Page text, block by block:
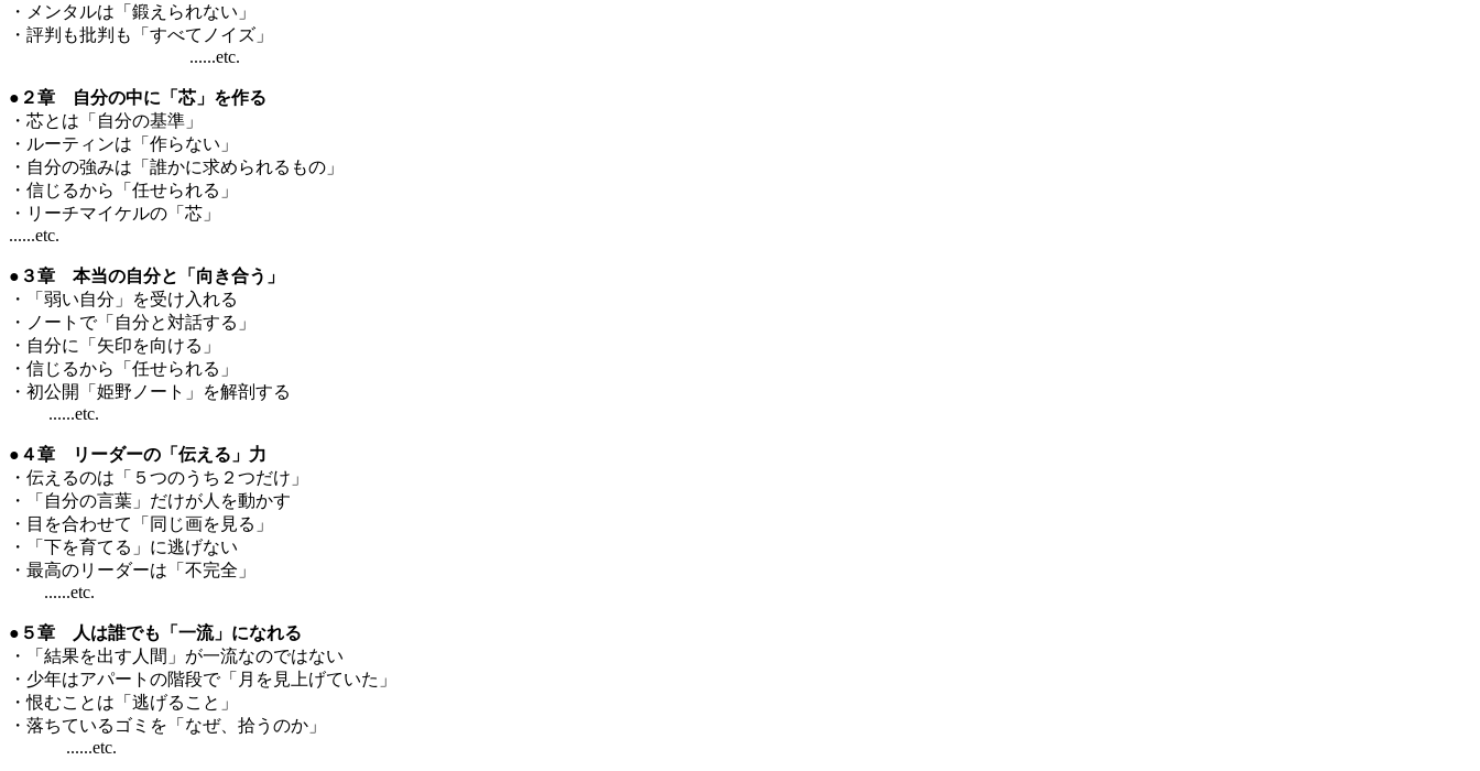
・メンタルは「鍛えられない」
・評判も批判も「すべてノイズ」
......etc.
●２章 自分の中に「芯」を作る
・芯とは「自分の基準」
・ルーティンは「作らない」
・自分の強みは「誰かに求められるもの」
・信じるから「任せられる」
・リーチマイケルの「芯」
......etc.
●３章 本当の自分と「向き合う」
・「弱い自分」を受け入れる
・ノートで「自分と対話する」
・自分に「矢印を向ける」
・信じるから「任せられる」
・初公開「姫野ノート」を解剖する
......etc.
●４章 リーダーの「伝える」力
・伝えるのは「５つのうち２つだけ」
・「自分の言葉」だけが人を動かす
・目を合わせて「同じ画を見る」
・「下を育てる」に逃げない
・最高のリーダーは「不完全」
......etc.
●５章 人は誰でも「一流」になれる
・「結果を出す人間」が一流なのではない
・少年はアパートの階段で「月を見上げていた」
・恨むことは「逃げること」
・落ちているゴミを「なぜ、拾うのか」
......etc.